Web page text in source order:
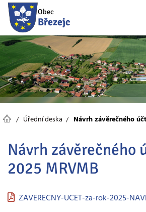
Obec
Březejc
Úřední deska Návrh závěrečného
Návrh závěrečného
2025 MRVMB
ZAVERECNY-UCET-za-rok-2025-